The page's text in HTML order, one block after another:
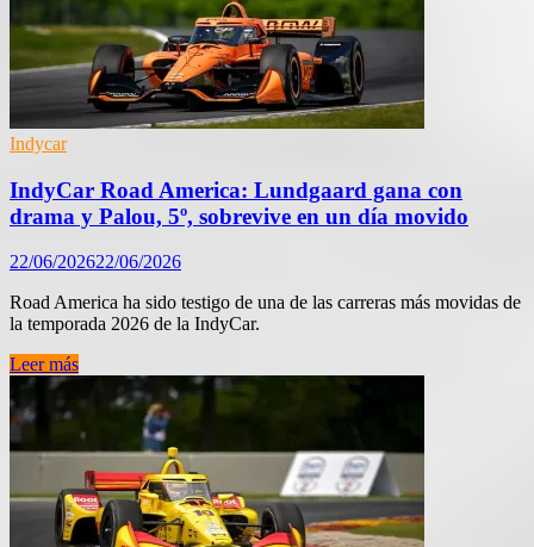
Indycar
IndyCar Road America: Lundgaard gana con
drama y Palou, 5º, sobrevive en un día movido
22/06/202622/06/2026
Road America ha sido testigo de una de las carreras más movidas de
la temporada 2026 de la IndyCar.
IndyCar
Road
America:
Lundgaard
gana
drama
Palou,
Leer más